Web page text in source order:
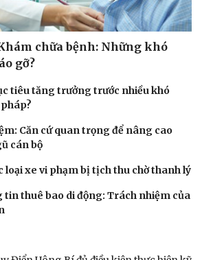
Giải trí
Nghệ sĩ
Thời trang
chữa bệnh: Những khó
gỡ?
tiêu tăng trưởng trước nhiều khó
Căn cứ quan trọng để nâng cao
cán bộ
loại xe vi phạm bị tịch thu chờ thanh lý
tin thuê bao di động: Trách nhiệm của